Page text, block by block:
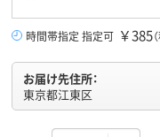
時間帯指定 指定可 ￥385
お届け先住所：
東京都江東区